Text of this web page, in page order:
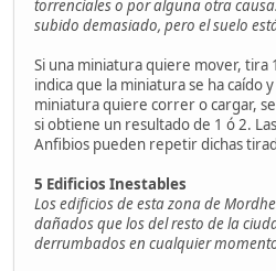
torrenciales o por alguna otra
subido demasiado, pero el suelo
Si una miniatura quiere mover, tira
indica que la miniatura se ha caído
miniatura quiere correr o cargar,
si obtiene un resultado de 1 ó 2.
Anfibios pueden repetir dichas
5 Edificios Inestables
Los edificios de esta zona de
dañados que los del resto de la
derrumbados en cualquier